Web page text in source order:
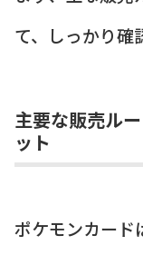
て、しっかり確
主要な販売ル
ット
ポケモンカード